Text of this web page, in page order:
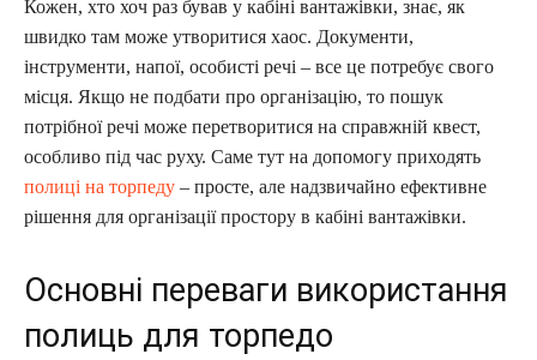
Кожен, хто хоч раз бував у кабіні вантажівки, знає, як
швидко там може утворитися хаос. Документи,
інструменти, напої, особисті речі – все це потребує свого
місця. Якщо не подбати про організацію, то пошук
потрібної речі може перетворитися на справжній квест,
особливо під час руху. Саме тут на допомогу приходять
полиці на торпеду – просте, але надзвичайно ефективне
рішення для організації простору в кабіні вантажівки.
Основні переваги використання
полиць для торпедо